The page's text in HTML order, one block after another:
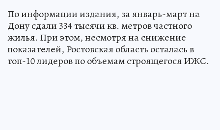
По информации издания, за январь-март на
Дону сдали 334 тысячи кв. метров частного
жилья. При этом, несмотря на снижение
показателей, Ростовская область осталась в
топ-10 лидеров по объемам строящегося ИЖС.